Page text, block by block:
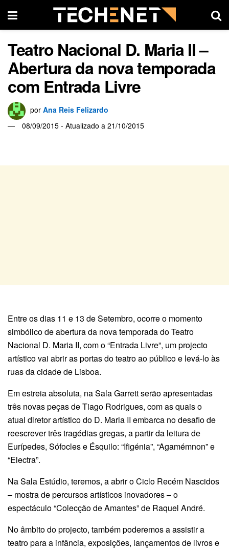
Teatro Nacional D. Maria II –
Abertura da nova temporada
com Entrada Livre
por Ana Reis Felizardo
08/09/2015 - Atualizado a 21/10/2015
Entre os dias 11 e 13 de Setembro, ocorre o momento
simbólico de abertura da nova temporada do Teatro
Nacional D. Maria II, com o “Entrada Livre”, um projecto
artístico vai abrir as portas do teatro ao público e levá-lo às
ruas da cidade de Lisboa.
Em estreia absoluta, na Sala Garrett serão apresentadas
três novas peças de Tiago Rodrigues, com as quais o
atual diretor artístico do D. Maria II embarca no desafio de
reescrever três tragédias gregas, a partir da leitura de
Eurípedes, Sófocles e Ésquilo: “Ifigénia”, “Agamémnon” e
“Electra”.
Na Sala Estúdio, teremos, a abrir o Ciclo Recém Nascidos
– mostra de percursos artísticos inovadores – o
espectáculo “Colecção de Amantes” de Raquel André.
No âmbito do projecto, também poderemos a assistir a
teatro para a infância, exposições, lançamentos de livros e